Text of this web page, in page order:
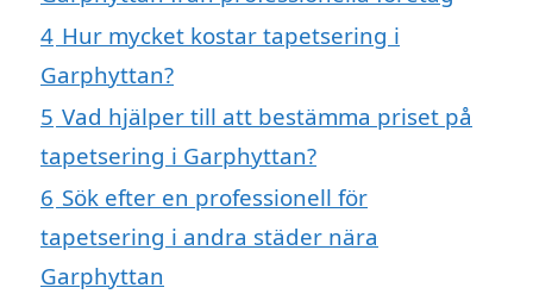
4 Hur mycket kostar tapetsering i
Garphyttan?
5 Vad hjälper till att bestämma priset på
tapetsering i Garphyttan?
6 Sök efter en professionell för
tapetsering i andra städer nära
Garphyttan